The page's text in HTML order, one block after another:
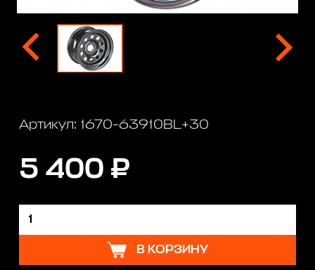
Артикул: 1670-63910BL+30
5 400 ₽
В КОРЗИНУ